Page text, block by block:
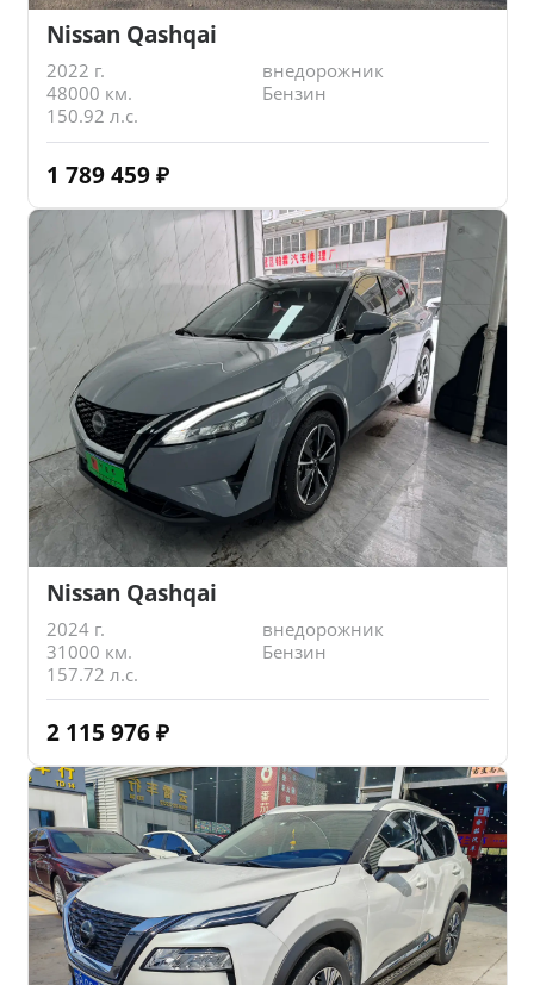
Nissan Qashqai
2022 г.
внедорожник
48000 км.
Бензин
150.92 л.с.
1 789 459 ₽
Nissan Qashqai
2024 г.
внедорожник
31000 км.
Бензин
157.72 л.с.
2 115 976 ₽